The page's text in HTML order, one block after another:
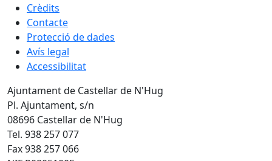
Crèdits
Contacte
Protecció de dades
Avís legal
Accessibilitat
Ajuntament de Castellar de N'Hug
Pl. Ajuntament, s/n
08696 Castellar de N'Hug
Tel. 938 257 077
Fax 938 257 066